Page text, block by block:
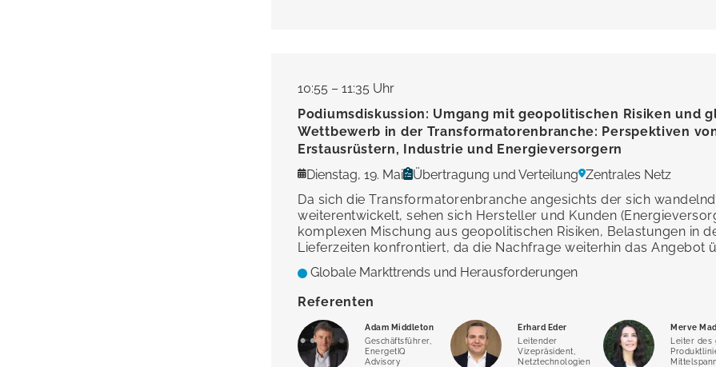
10:55 – 11:35 Uhr
Podiumsdiskussion: Umgang mit geopolitischen Risiken und
Wettbewerb in der Transformatorenbranche: Perspektiven
Erstausrüstern, Industrie und Energieversorgern
Dienstag, 19. Mai
Übertragung und Verteilung Zentrales Netz
Da sich die Transformatorenbranche angesichts der sich
weiterentwickelt, sehen sich Hersteller und Kunden
komplexen Mischung aus geopolitischen Risiken, Belastungen in
Lieferzeiten konfrontiert, da die Nachfrage weiterhin das Angebot
Globale Markttrends und Herausforderungen
Referenten
Adam Middleton
Geschäftsführer,
EnergetIQ
Advisory
Erhard Eder
Leitender
Vizepräsident,
Netztechnologien
Merve
Leiter des